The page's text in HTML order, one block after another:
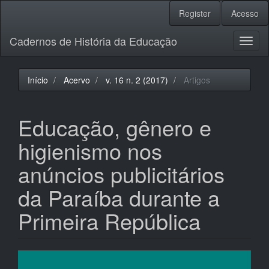
principal
Barra
Lateral
Register Acesso
Cadernos de História da Educação
Início Acervo v. 16 n. 2 (2017) Artigos
Educação, gênero e
higienismo nos
anúncios publicitários
da Paraíba durante a
Primeira República